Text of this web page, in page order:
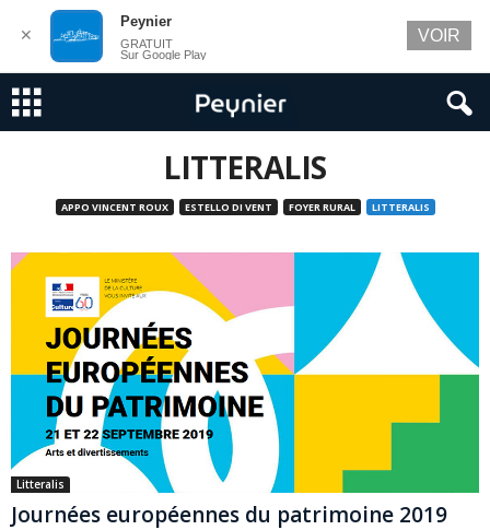
LITTERALIS
APPO VINCENT ROUX ESTELLO DI VENT FOYER RURAL LITTERALIS
Litteralis
Journées européennes du patrimoine 2019
✕
Peynier
GRATUIT
Sur Google Play
VOIR